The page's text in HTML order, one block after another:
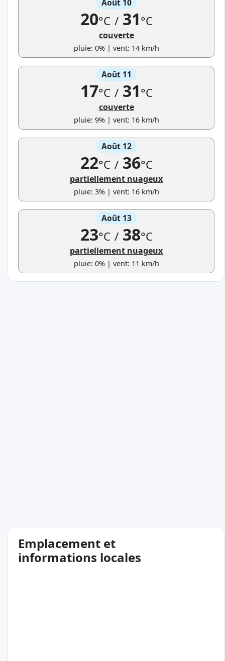
Août 10
20°C /31°C
couverte
pluie: 0% | vent: 14 km/h
Août 11
17°C /31°C
couverte
pluie: 9% | vent: 16 km/h
Août 12
22°C /36°C
partiellement nuageux
pluie: 3% | vent: 16 km/h
Août 13
23°C /38°C
partiellement nuageux
pluie: 0% | vent: 11 km/h
Emplacement et
informations locales